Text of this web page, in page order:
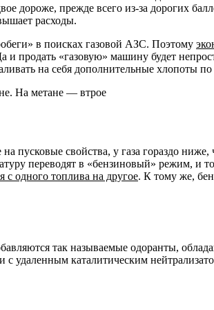
дороже, прежде всего из-за дорогих
расходы.
в поисках газовой АЗС. Поэтому
продать «газовую» машину будет
на себя дополнительные хлопоты
На метане — втрое
свойства, у газа гораздо
переводят в «бензиновый» режим, и
с одного топлива на другое. К тому же,
так называемые одоранты,
с удаленным каталитическим